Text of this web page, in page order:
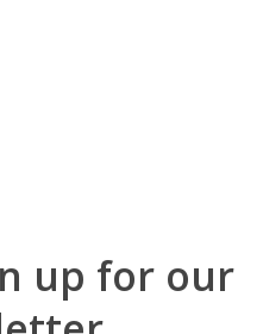
up for our